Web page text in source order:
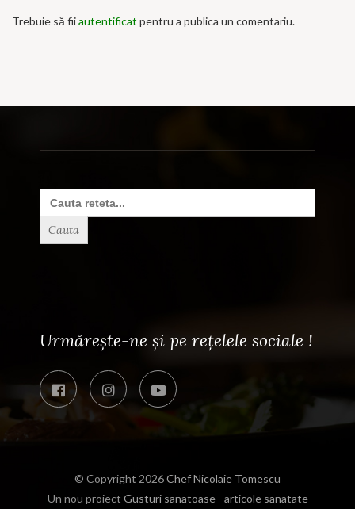
Trebuie să fiiautentificat pentru a publica un comentariu.
Search
for:
Urmărește-ne și pe rețelele sociale !
© Copyright 2026Chef Nicolaie Tomescu
Un nou proiect Gusturi sanatoase - articole sanatate